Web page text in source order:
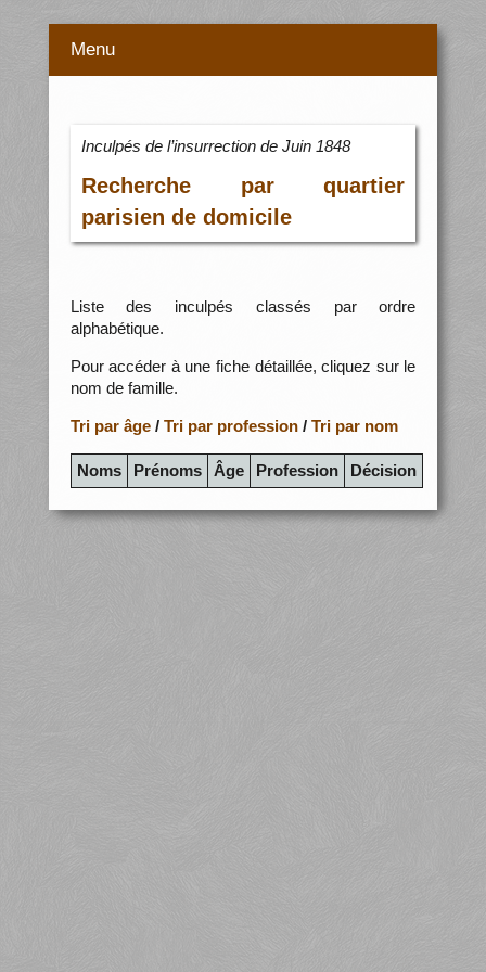
Menu
Inculpés de l’insurrection de Juin 1848
Recherche par quartier
parisien de domicile
Liste des inculpés classés par ordre
alphabétique.
Pour accéder à une fiche détaillée, cliquez sur le
nom de famille.
Tri par âge/ Tri par profession/ Tri par nom
Noms Prénoms Âge Profession Décision